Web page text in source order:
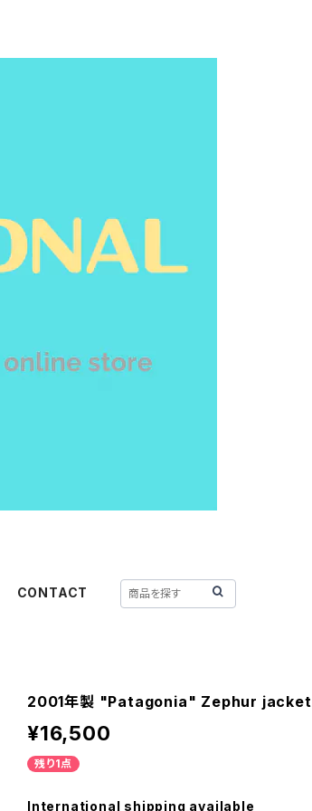
CONTACT
2001年製 "Patagonia" Zephur jacket
¥16,500
残り1点
International shipping available